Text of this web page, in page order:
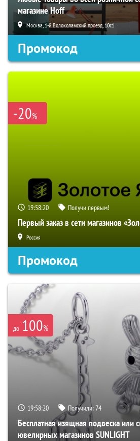
магазине Hoff
Москва, 1-й Волоколамский проезд, 10с1
Промокод
-20%
19:58:19 Получи первым!
Первый заказ в сети магазинов
Россия
Промокод
до 100%
19:58:19 Получили:74
Бесплатная изящная подвеска или
ювелирных магазинов SUNLIGHT